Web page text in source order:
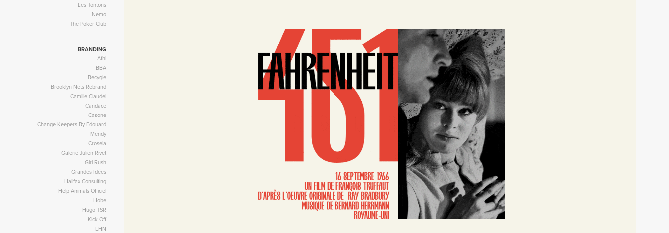
Les Tontons
Nemo
The Poker Club
BRANDING
Afhi
BBA
Becyqle
Brooklyn Nets Rebrand
Camille Claudel
Candace
Casone
Change Keepers By Edouard
Mendy
Crosela
Galerie Julien Rivet
Girl Rush
Grandes Idées
Halifax Consulting
Help Animals Officiel
Hobe
Hugo TSR
Kick-Off
LHN